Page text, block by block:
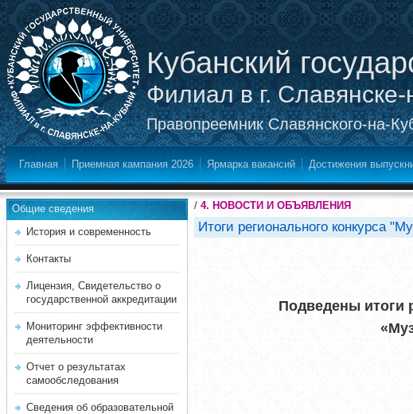
Кубанский
Филиал в г.
Правопреемник Славянского-на-
Главная Приемная кампания 2026 Ярмарка вакансий Достижения
Общие сведения
История и современность
Контакты
Лицензия, Свидетельство о
государственной аккредитации
Мониторинг эффективности
деятельности
Отчет о результатах
самообследования
Сведения об образовательной
/ 4. НОВОСТИ И ОБЪЯВЛЕНИЯ
Итоги регионального конкурса
Подведены итоги